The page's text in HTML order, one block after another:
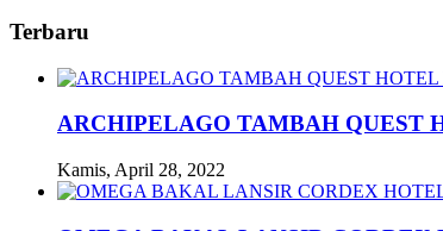
Terbaru
ARCHIPELAGO TAMBAH QUEST
Kamis, April 28, 2022